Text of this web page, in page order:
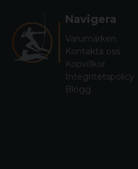
Navigera
Varumärken
Kontakta oss
Köpvillkor
Integritetspolicy
Blogg